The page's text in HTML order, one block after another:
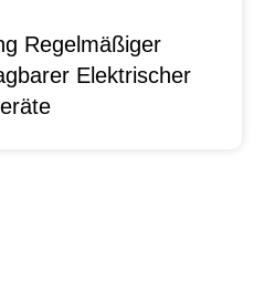
Regelmäßiger
Elektrischer